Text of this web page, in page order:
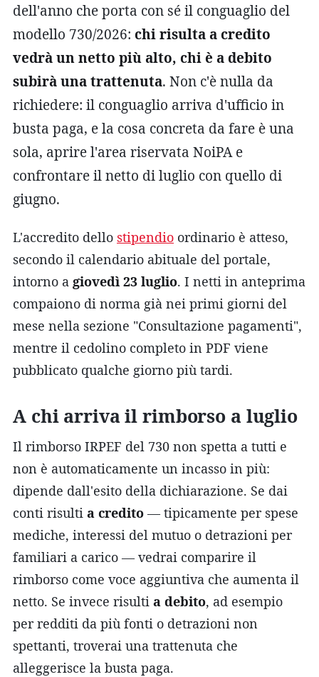
dell'anno che porta con sé il conguaglio del
modello 730/2026: chi risulta a credito
vedrà un netto più alto, chi è a debito
subirà una trattenuta. Non c'è nulla da
richiedere: il conguaglio arriva d'ufficio in
busta paga, e la cosa concreta da fare è una
sola, aprire l'area riservata NoiPA e
confrontare il netto di luglio con quello di
giugno.
L'accredito dello stipendio ordinario è atteso,
secondo il calendario abituale del portale,
intorno a giovedì 23 luglio. I netti in anteprima
compaiono di norma già nei primi giorni del
mese nella sezione "Consultazione pagamenti",
mentre il cedolino completo in PDF viene
pubblicato qualche giorno più tardi.
A chi arriva il rimborso a luglio
Il rimborso IRPEF del 730 non spetta a tutti e
non è automaticamente un incasso in più:
dipende dall'esito della dichiarazione. Se dai
conti risulti a credito — tipicamente per spese
mediche, interessi del mutuo o detrazioni per
familiari a carico — vedrai comparire il
rimborso come voce aggiuntiva che aumenta il
netto. Se invece risulti a debito, ad esempio
per redditi da più fonti o detrazioni non
spettanti, troverai una trattenuta che
alleggerisce la busta paga.